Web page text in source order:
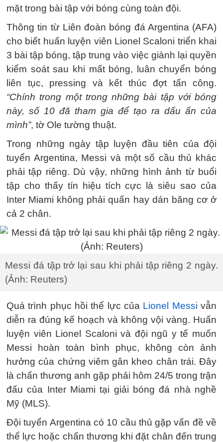
mặt trong bài tập với bóng cùng toàn đội.
Thông tin từ Liên đoàn bóng đá Argentina (AFA)
cho biết huấn luyện viên Lionel Scaloni triển khai
3 bài tập bóng, tập trung vào việc giành lại quyền
kiểm soát sau khi mất bóng, luân chuyển bóng
liên tục, pressing và kết thúc đợt tấn công.
“Chính trong một trong những bài tập với bóng
này, số 10 đã tham gia để tạo ra dấu ấn của
mình”, tờ Ole tường thuật.
Trong những ngày tập luyện đầu tiên của đội
tuyển Argentina, Messi và một số cầu thủ khác
phải tập riêng. Dù vậy, những hình ảnh từ buổi
tập cho thấy tín hiệu tích cực là siêu sao của
Inter Miami không phải quấn hay dán băng cơ ở
cả 2 chân.
Messi đá tập trở lại sau khi phải tập riêng 2 ngày.
(Ảnh: Reuters)
Quá trình phục hồi thể lực của Lionel Messi vẫn
diễn ra đúng kế hoạch và không vội vàng. Huấn
luyện viên Lionel Scaloni và đội ngũ y tế muốn
Messi hoàn toàn bình phục, không còn ảnh
hưởng của chứng viêm gân kheo chân trái. Đây
là chấn thương anh gặp phải hôm 24/5 trong trận
đấu của Inter Miami tại giải bóng đá nhà nghề
Mỹ (MLS).
Đội tuyển Argentina có 10 cầu thủ gặp vấn đề về
thể lực hoặc chấn thương khi đặt chân đến trung